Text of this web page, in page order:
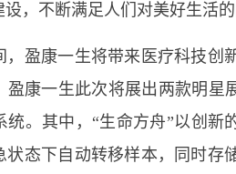
，不断满足人们对美好生活
康一生将带来医疗科技创
盈康一生此次将展出两款明星
统。其中，“生命方舟”以创新
状态下自动转移样本，同时存